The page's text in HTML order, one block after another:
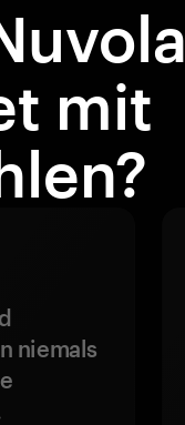
mit
niemals